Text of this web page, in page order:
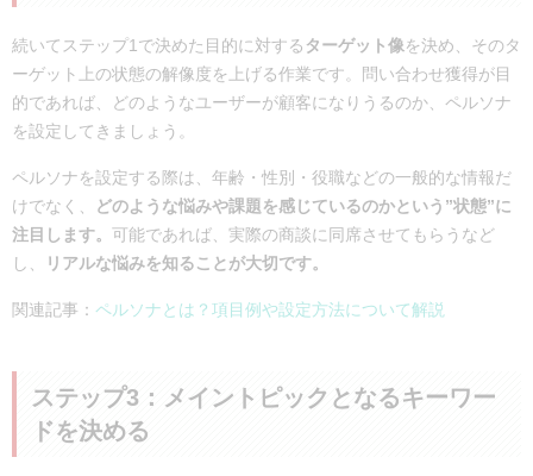
続いてステップ1で決めた目的に対する ターゲット像を決め、そのタ
ーゲット上の状態の解像度を上げる作業です。問い合わせ獲得が目
的であれば、どのようなユーザーが顧客になりうるのか、ペルソナ
を設定してきましょう。
ペルソナを設定する際は、年齢・性別・役職などの一般的な情報だ
けでなく、
どのような悩みや課題を感じているのかという”状態”に
注目します。 可能であれば、実際の商談に同席させてもらうなど
し、
リアルな悩みを知ることが大切です。
関連記事： ペルソナとは？項目例や設定方法について解説
ステップ3：メイントピックとなるキーワー
ドを決める